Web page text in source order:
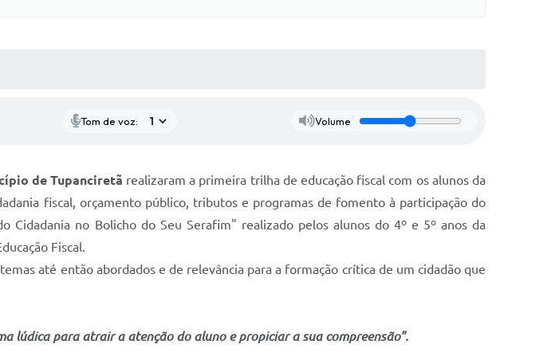
Tom de voz: Volume
de Tupanciretã realizaram a primeira trilha de educação fiscal com os alunos da
fiscal, orçamento público, tributos e programas de fomento à participação do
Cidadania no Bolicho do Seu Serafim" realizado pelos alunos do 4º e 5º anos da
Fiscal.
até então abordados e de relevância para a formação crítica de um cidadão que
lúdica para atrair a atenção do aluno e propiciar a sua compreensão".